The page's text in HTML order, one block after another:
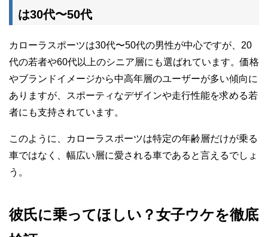
は30代〜50代
カローラスポーツは30代〜50代の男性が中心ですが、20
代の若者や60代以上のシニア層にも選ばれています。価格
やブランドイメージから中高年層のユーザーが多い傾向に
ありますが、スポーティなデザインや走行性能を求める若
者にも支持されています。
このように、カローラスポーツは特定の年齢層だけが乗る
車ではなく、幅広い層に愛される車であると言えるでしょ
う。
彼氏に乗ってほしい？女子ウケを徹底